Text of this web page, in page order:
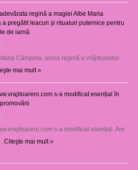
regină a magiei Albe Maria
a pregătit leacuri și ritualuri puternice pentru
de iarnă
Câmpina, unica regină a vrăjitoarelor
mai mult »
s-a modificat esențial în
s-a modificat esențial. Are
Citeşte mai mult »